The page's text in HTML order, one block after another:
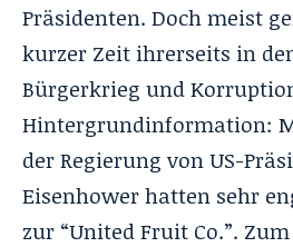
Präsidenten. Doch meist
kurzer Zeit ihrerseits in
Bürgerkrieg und
Hintergrundinformation:
der Regierung von US-
Eisenhower hatten sehr
zur “United Fruit Co.”.